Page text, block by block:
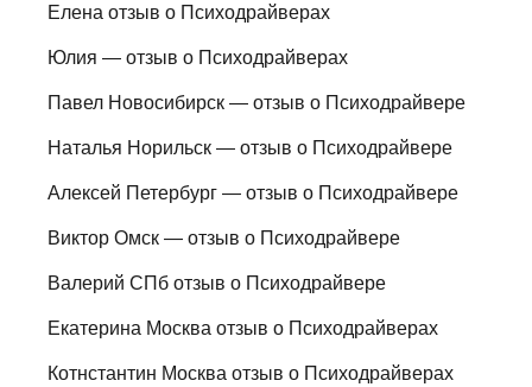
Елена отзыв о Психодрайверах
Юлия — отзыв о Психодрайверах
Павел Новосибирск — отзыв о Психодрайвере
Наталья Норильск — отзыв о Психодрайвере
Алексей Петербург — отзыв о Психодрайвере
Виктор Омск — отзыв о Психодрайвере
Валерий СПб отзыв о Психодрайвере
Екатерина Москва отзыв о Психодрайверах
Котнстантин Москва отзыв о Психодрайверах